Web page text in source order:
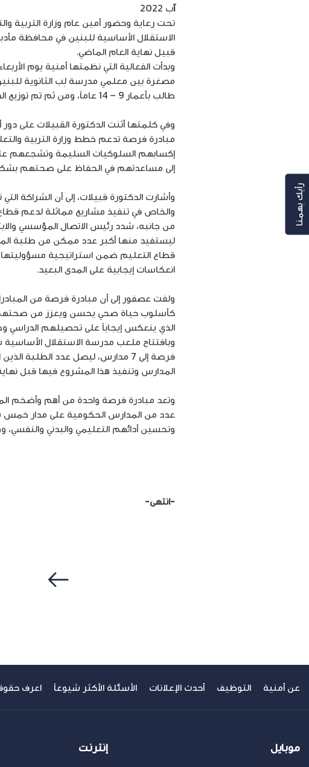
آب 2022
تحت رعاية وحضور أمين عام وزارة التربية
الاستقلال الأساسية للبنين في محافظة
قبيل نهاية العام الماضي.
طالب بأعمار 9 – 14 عاماً، ومن ثم تم توزيع الدروع على الفريق الفائز بالبطولة.
وفي كلمتها أثنت الدكتورة القبيلات على
مبادرة فرصة تدعم خطط وزارة التربية
إكسابهم السلوكيات السليمة وتشجعهم
إلى مساعدتهم في الحفاظ على صحتهم
وأشارت الدكتورة قبيلات، إلى أن الشراكة
والخاص في تنفيذ مشاريع مماثلة لدعم
من جانبه، شدد رئيس الاتصال المؤسسي
ليستفيد منها أكبر عدد ممكن من طلبة
قطاع التعليم ضمن استراتيجية مسؤوليتها
انعكاسات إيجابية على المدى البعيد.
ولفت عصفور إلى أن مبادرة فرصة من
كأسلوب حياة صحي يحسن ويعزز من صحتهم
الذي ينعكس إيجاباً على تحصيلهم الدراسي
وبافتتاح ملعب مدرسة الاستقلال
المدارس وتنفيذ هذا المشروع فيها قبل
وتعد مبادرة فرصة واحدة من أهم وأضخم
عدد من المدارس الحكومية على مدار خمس
وتحسين أدائهم التعليمي والبدني
-انتهى-
عن أمنية التوظيف أحدث الإعلانات الأسئلة الأكثر شيوعاً اعرف
موبايل إنترنت
رأيك بهمنا